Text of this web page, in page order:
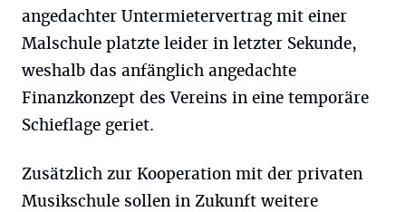
angedachter Untermietervertrag mit einer
Malschule platzte leider in letzter Sekunde,
weshalb das anfänglich angedachte
Finanzkonzept des Vereins in eine temporäre
Schieflage geriet.
Zusätzlich zur Kooperation mit der privaten
Musikschule sollen in Zukunft weitere